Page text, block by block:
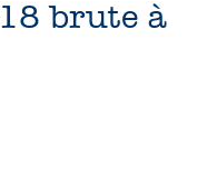
brute à